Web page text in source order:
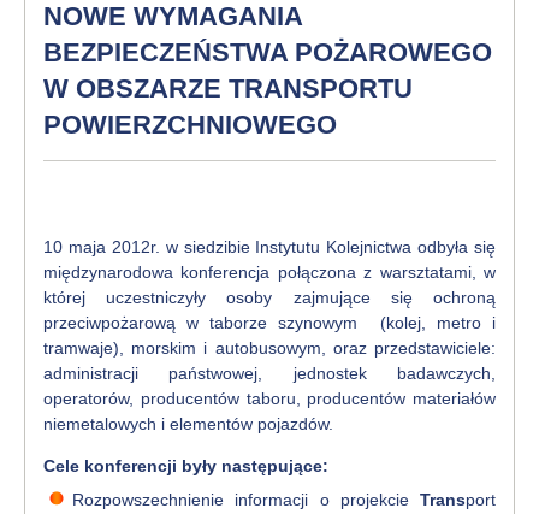
NOWE WYMAGANIA
BEZPIECZEŃSTWA POŻAROWEGO
W OBSZARZE TRANSPORTU
POWIERZCHNIOWEGO
10 maja 2012r. w siedzibie Instytutu Kolejnictwa odbyła się
międzynarodowa konferencja połączona z warsztatami, w
której uczestniczyły osoby zajmujące się ochroną
przeciwpożarową w taborze szynowym (kolej, metro i
tramwaje), morskim i autobusowym, oraz przedstawiciele:
administracji państwowej, jednostek badawczych,
operatorów, producentów taboru, producentów materiałów
niemetalowych i elementów pojazdów.
Cele konferencji były następujące:
Rozpowszechnienie informacji o projekcie Transport